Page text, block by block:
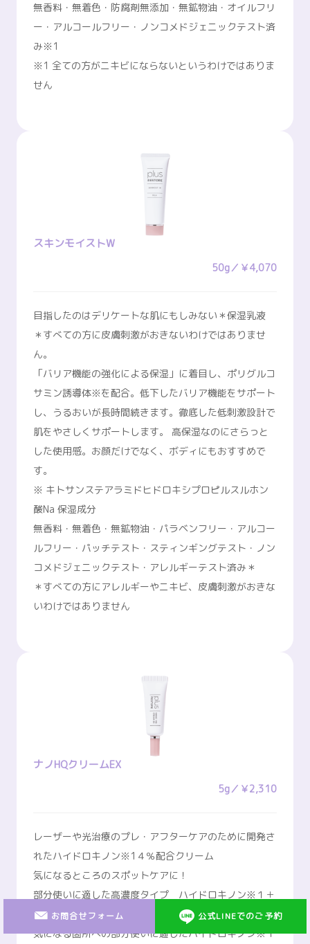
無香料・無着色・防腐剤無添加・無鉱物油・オイルフリ
ー・アルコールフリー・ノンコメドジェニックテスト済
み※1
※1 全ての方がニキビにならないというわけではありま
せん
スキンモイストW
50g／￥4,070
目指したのはデリケートな肌にもしみない＊保湿乳液
＊すべての方に皮膚刺激がおきないわけではありませ
ん。
「バリア機能の強化による保湿」に着目し、ポリグルコ
サミン誘導体※を配合。低下したバリア機能をサポート
し、うるおいが長時間続きます。徹底した低刺激設計で
肌をやさしくサポートします。 高保湿なのにさらっと
した使用感。お顔だけでなく、ボディにもおすすめで
す。
※ キトサンステアラミドヒドロキシプロピルスルホン
酸Na 保湿成分
無香料・無着色・無鉱物油・パラベンフリー・アルコー
ルフリー・パッチテスト・スティンギングテスト・ノン
コメドジェニックテスト・アレルギーテスト済み＊
＊すべての方にアレルギーやニキビ、皮膚刺激がおきな
いわけではありません
ナノHQクリームEX
5g／￥2,310
レーザーや光治療のプレ・アフターケアのために開発さ
れたハイドロキノン※1４％配合クリーム
気になるところのスポットケアに！
部分使いに適した高濃度タイプ ハイドロキノン※１＋
フラーレン※２配合 ホワイトクリーム
気になる箇所への部分使いに適したハイドロキノン※１
お問合せフォーム 公式LINEでのご予約